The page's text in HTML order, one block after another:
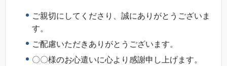
ご親切にしてくださり、誠にありがとうございま
す。
ご配慮いただきありがとうございます。
〇〇様のお心遣いに心より感謝申し上げます。